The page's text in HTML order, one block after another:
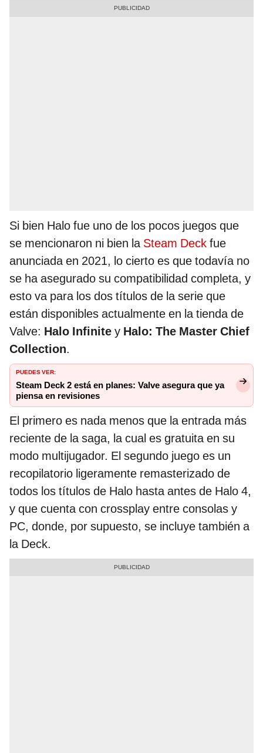
Si bien Halo fue uno de los pocos juegos que
se mencionaron ni bien la Steam Deck fue
anunciada en 2021, lo cierto es que todavía no
se ha asegurado su compatibilidad completa, y
esto va para los dos títulos de la serie que
están disponibles actualmente en la tienda de
Valve: Halo Infinite y Halo: The Master Chief
Collection.
PUEDES VER:
Steam Deck 2 está en planes: Valve asegura que ya
piensa en revisiones
El primero es nada menos que la entrada más
reciente de la saga, la cual es gratuita en su
modo multijugador. El segundo juego es un
recopilatorio ligeramente remasterizado de
todos los títulos de Halo hasta antes de Halo 4,
y que cuenta con crossplay entre consolas y
PC, donde, por supuesto, se incluye también a
la Deck.